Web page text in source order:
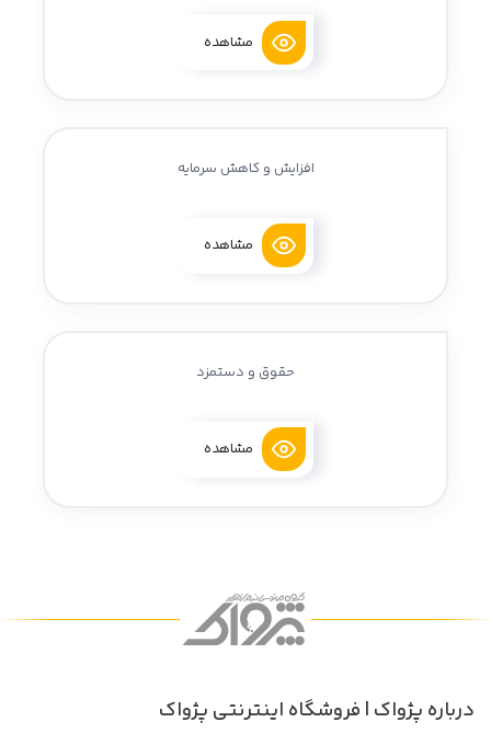
مشاهده
افزایش و کاهش سرمایه
مشاهده
حقوق و دستمزد
مشاهده
درباره پژواک | فروشگاه اینترنتی پژواک